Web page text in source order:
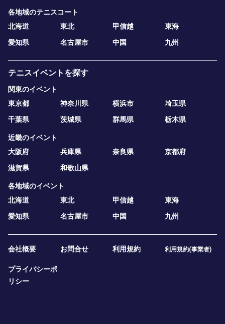
各地域のテニスコート
北海道
東北 甲信越
東海
愛知県
名古屋市 中国 九州
テニスイベントを探す
関東のイベント
東京都
神奈川県 横浜市
埼玉県
千葉県
茨城県 群馬県 栃木県
近畿のイベント
大阪府
兵庫県 奈良県
京都府
滋賀県
和歌山県
各地域のイベント
北海道
東北 甲信越
東海
愛知県
名古屋市 中国 九州
会社概要 お問合せ 利用規約 利用規約(事業者)
プライバシーポ
リシー